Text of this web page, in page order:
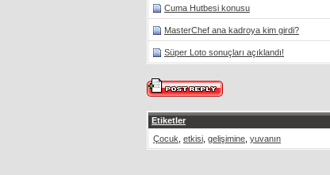
Cuma Hutbesi konusu
MasterChef ana kadroya kim girdi?
Süper Loto sonuçları açıklandı!
Etiketler
Çocuk etkisi gelişimine yuvanın